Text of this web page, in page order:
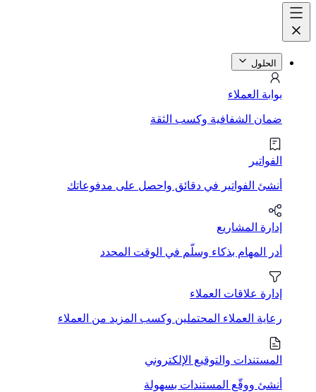
الحلول
بوابة العملاء
ضمان الشفافية وكسب الثقة
الفواتير
أنشئ الفواتير في دقائق واحصل على مدفوعاتك
إدارة المشاريع
أدر المهام بذكاء وسلّم في الوقت المحدد
إدارة علاقات العملاء
رعاية العملاء المحتملين وكسب المزيد من العملاء
المستندات والتوقيع الإلكتروني
أنشئ ووقّع المستندات بسهولة